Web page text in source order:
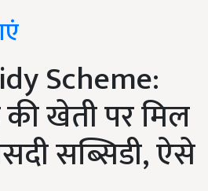
Scheme:
खेती पर मिल
सब्सिडी, ऐसे